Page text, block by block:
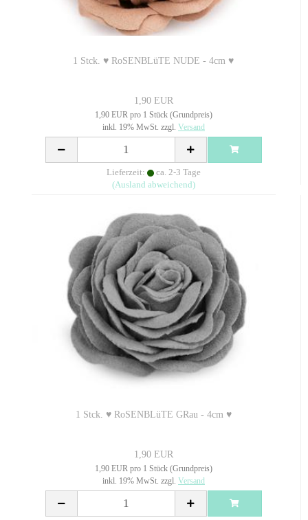
1 Stck. ♥ RoSENBLüTE NUDE - 4cm ♥
1,90 EUR
1,90 EUR pro 1 Stück (Grundpreis)
inkl. 19% MwSt. zzgl. Versand
Lieferzeit:
ca. 2-3 Tage
(Ausland abweichend)
1 Stck. ♥ RoSENBLüTE GRau - 4cm ♥
1,90 EUR
1,90 EUR pro 1 Stück (Grundpreis)
inkl. 19% MwSt. zzgl. Versand